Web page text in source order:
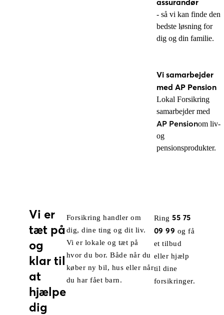
- så vi kan finde den
bedste løsning for
dig og din familie.
Vi samarbejder
med AP Pension
Lokal Forsikring
samarbejder med
AP Pensionom liv-
og
pensionsprodukter.
Vi er
tæt på
og
klar til
at
hjælpe
dig
Forsikring handler om
dig, dine ting og dit liv.
Vi er lokale og tæt på
hvor du bor. Både når du
køber ny bil, hus eller når
du har fået barn.
Ring 55 75
09 99 og få
et tilbud
eller hjælp
til dine
forsikringer.